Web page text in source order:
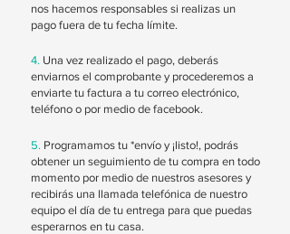
nos hacemos responsables si realizas un
pago fuera de tu fecha límite.
4. Una vez realizado el pago, deberás
enviarnos el comprobante y procederemos a
enviarte tu factura a tu correo electrónico,
teléfono o por medio de facebook.
5. Programamos tu *envío y ¡listo!, podrás
obtener un seguimiento de tu compra en todo
momento por medio de nuestros asesores y
recibirás una llamada telefónica de nuestro
equipo el día de tu entrega para que puedas
esperarnos en tu casa.